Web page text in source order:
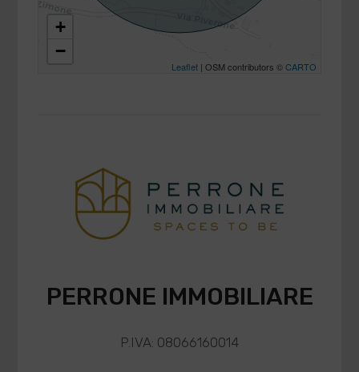
+
−
Leaflet| OSM contributors ©CARTO
PERRONE IMMOBILIARE
P.IVA: 08066160014